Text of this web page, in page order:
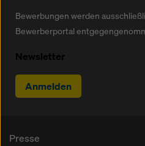
Bewerbungen werden
Bewerberportal
Newsletter
Anmelden
Presse